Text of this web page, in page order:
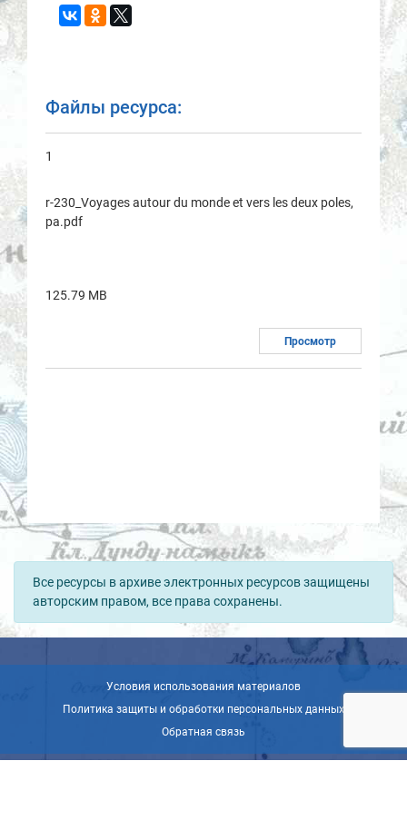
Файлы ресурса:
1
r-230_Voyages autour du monde et vers les deux poles,
pa.pdf
125.79 MB
Просмотр
Все ресурсы в архиве электронных ресурсов защищены
авторским правом, все права сохранены.
Условия использования материалов
Политика защиты и обработки персональных данных
Обратная связь